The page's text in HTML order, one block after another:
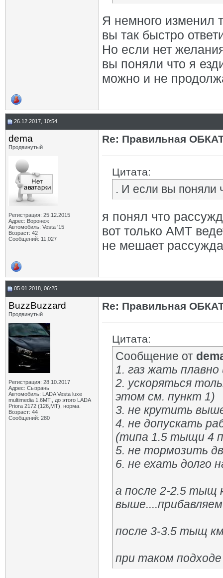
Я немного изменил
вы так быстро
Но если нет
вы поняли что я
можно и не
26.12.2017, 10:54
dema
Продвинутый
Регистрация: 25.12.2015
Адрес: Воронеж
Автомобиль: Vesta '15
Возраст: 42
Сообщений: 11,027
Re: Правильная
Цитата:
. И если вы поняли
я понял что
вот только АМТ
не мешает
05.01.2018, 06:25
BuzzBuzzard
Продвинутый
Регистрация: 28.10.2017
Адрес: Сызрань
Автомобиль: LADA Vesta luxe
multimedia 1.6MT., до этого LADA
Priora 2172 (126,MT), норма.
Возраст: 44
Сообщений: 280
Re: Правильная
Цитата:
Сообщение от
1. газ жать плавно
2. ускоряться
этом см. пункт 1)
3. не крутить
4. не допускать
(типа 1.5 тыщи 4
5. не тормозить
6. не ехать долго
а после 2-2.5 тыщ
после 3-3.5 тыщ
при таком